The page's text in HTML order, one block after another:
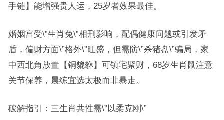
手链】能增强贵人运，25岁者效果最佳。
婚姻宫受\”生肖兔\”相刑影响，配偶健康问题或引发矛
盾，偏财方面\”格外\”旺盛，但需防\”杀猪盘\”骗局，家
中西北角放置【铜貔貅】可镇宅聚财，68岁生肖鼠注意
关节保养，晨练宜选太极而非暴走。
破解指引：三生肖共性需\”以柔克刚\”